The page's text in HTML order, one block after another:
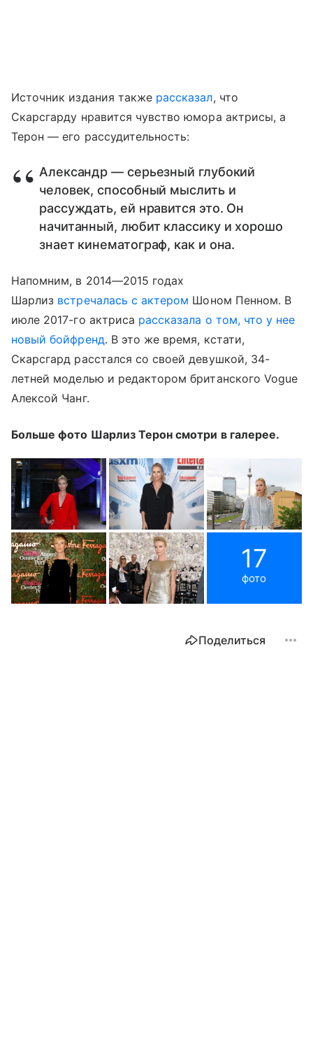
Источник издания также рассказал, что
Скарсгарду нравится чувство юмора актрисы, а
Терон — его рассудительность:
Александр — серьезный глубокий
человек, способный мыслить и
рассуждать, ей нравится это. Он
начитанный, любит классику и хорошо
знает кинематограф, как и она.
Напомним, в 2014—2015 годах
Шарлиз встречалась с актером Шоном Пенном. В
июле 2017-го актриса рассказала о том, что у нее
новый бойфренд. В это же время, кстати,
Скарсгард расстался со своей девушкой, 34-
летней моделью и редактором британского Vogue
Алексой Чанг.
Больше фото Шарлиз Терон смотри в галерее.
17
фото
Поделиться